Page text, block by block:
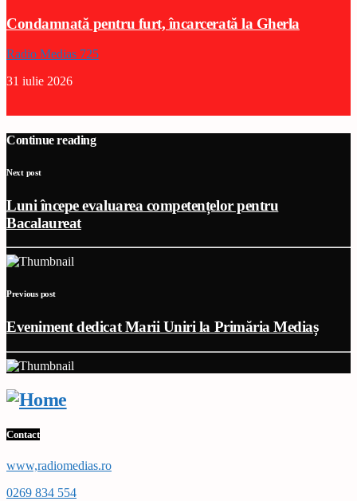
Condamnată pentru furt, încarcerată la Gherla
Radio Medias 725
31 iulie 2026
Continue reading
Next post
Luni începe evaluarea competențelor pentru
Bacalaureat
Previous post
Eveniment dedicat Marii Uniri la Primăria Mediaș
Contact
www,radiomedias.ro
0269 834 554